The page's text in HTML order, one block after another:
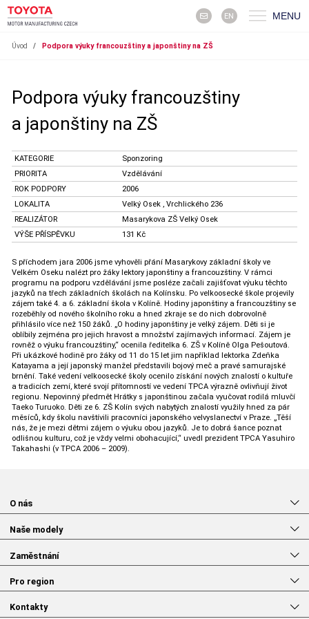
EN MENU
Úvod / Podpora výuky francouzštiny a japonštiny na ZŠ
Podpora výuky francouzštiny
a japonštiny na ZŠ
KATEGORIE
Sponzoring
PRIORITA
Vzdělávání
ROK PODPORY
2006
LOKALITA
Velký Osek , Vrchlického 236
REALIZÁTOR
Masarykova ZŠ Velký Osek
VÝŠE PŘÍSPĚVKU
131 Kč
S příchodem jara 2006 jsme vyhověli přání Masarykovy základní školy ve
Velkém Oseku nalézt pro žáky lektory japonštiny a francouzštiny. V rámci
programu na podporu vzdělávání jsme posléze začali zajišťovat výuku těchto
jazyků na třech základních školách na Kolínsku. Po velkoosecké škole projevily
zájem také 4. a 6. základní škola v Kolíně. Hodiny japonštiny a francouzštiny se
rozeběhly od nového školního roku a hned zkraje se do nich dobrovolně
přihlásilo více než 150 žáků. „O hodiny japonštiny je velký zájem. Děti si je
oblíbily zejména pro jejich hravost a množství zajímavých informací. Zájem je
rovněž o výuku francouzštiny,“ ocenila ředitelka 6. ZŠ v Kolíně Olga Pešoutová.
Při ukázkové hodině pro žáky od 11 do 15 let jim například lektorka Zdeňka
Katayama a její japonský manžel představili bojový meč a pravé samurajské
brnění. Také vedení velkoosecké školy ocenilo získání nových znalostí o kultuře
a tradicích zemí, které svojí přítomností ve vedení TPCA výrazně ovlivňují život
regionu. Nepovinný předmět Hrátky s japonštinou začala vyučovat rodilá mluvčí
Taeko Turuoko. Děti ze 6. ZŠ Kolín svých nabytých znalostí využily hned za pár
měsíců, kdy školu navštívili pracovníci japonského velvyslanectví v Praze. „Těší
nás, že je mezi dětmi zájem o výuku obou jazyků. Je to dobrá šance poznat
odlišnou kulturu, což je vždy velmi obohacující,“ uvedl prezident TPCA Yasuhiro
Takahashi (v TPCA 2006 – 2009).
O nás
Naše modely
Zaměstnání
Pro region
Kontakty